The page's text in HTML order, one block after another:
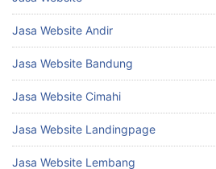
Jasa Website Andir
Jasa Website Bandung
Jasa Website Cimahi
Jasa Website Landingpage
Jasa Website Lembang